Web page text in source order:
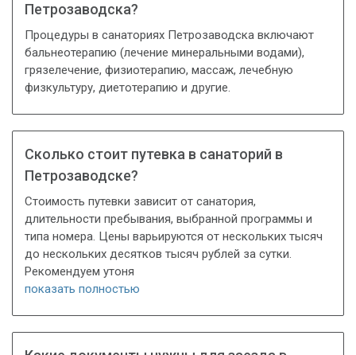
Петрозаводска?
Процедуры в санаториях Петрозаводска включают
бальнеотерапию (лечение минеральными водами),
грязелечение, физиотерапию, массаж, лечебную
физкультуру, диетотерапию и другие.
Сколько стоит путевка в санаторий в
Петрозаводске?
Стоимость путевки зависит от санатория,
длительности пребывания, выбранной программы и
типа номера. Цены варьируются от нескольких тысяч
до нескольких десятков тысяч рублей за сутки.
Рекомендуем утоня
показать полностью